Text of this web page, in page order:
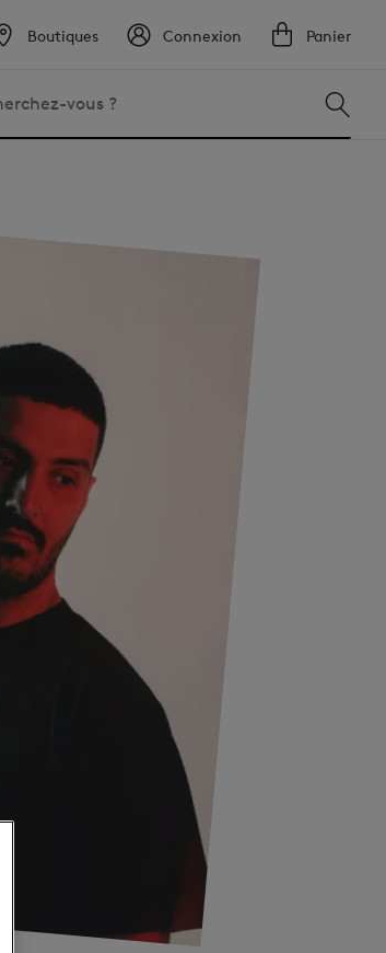
Boutiques Connexion Panier